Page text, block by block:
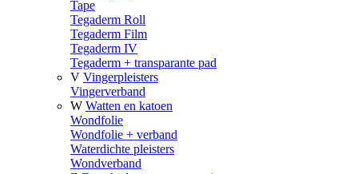
Tape
Tegaderm Roll
Tegaderm Film
Tegaderm IV
Tegaderm + transparante pad
V Vingerpleisters
Vingerverband
W Watten en katoen
Wondfolie
Wondfolie + verband
Waterdichte pleisters
Wondverband